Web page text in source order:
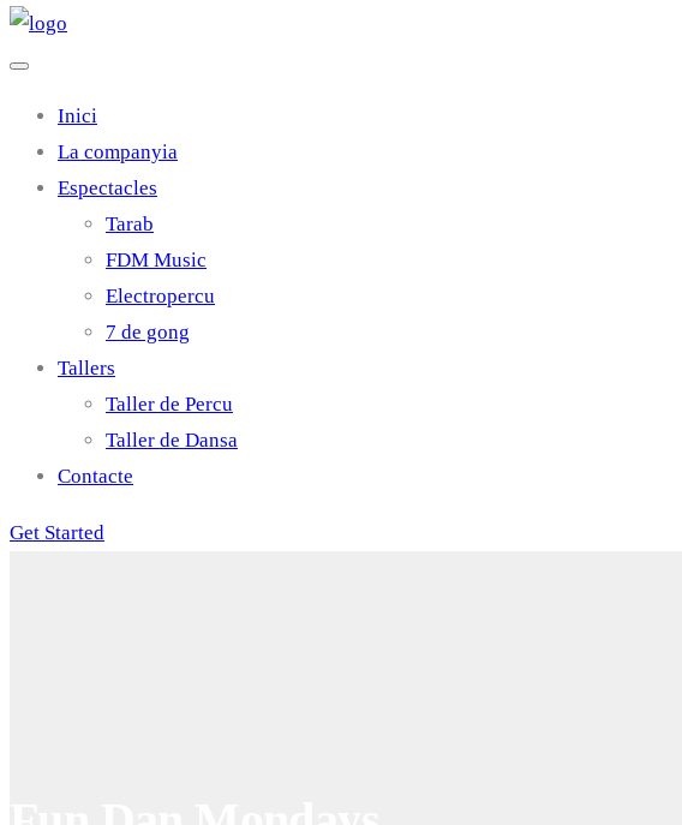
Inici
La companyia
Espectacles
Tarab
FDM Music
Electropercu
7 de gong
Tallers
Taller de Percu
Taller de Dansa
Contacte
Get Started